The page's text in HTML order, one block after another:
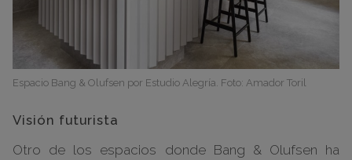
Espacio Bang & Olufsen por Estudio Alegría. Foto: Amador Toril
Visión futurista
Otro de los espacios donde Bang & Olufsen ha